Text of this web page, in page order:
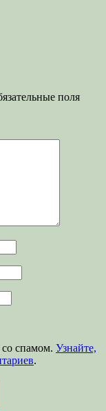
поля
со спамом. Узнайте,
.